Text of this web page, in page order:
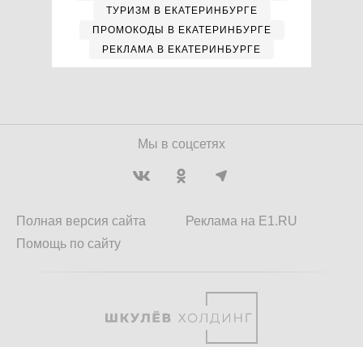
ТУРИЗМ В ЕКАТЕРИНБУРГЕ
ПРОМОКОДЫ В ЕКАТЕРИНБУРГЕ
РЕКЛАМА В ЕКАТЕРИНБУРГЕ
Мы в соцсетях
Полная версия сайта
Помощь по сайту
Реклама на E1.RU